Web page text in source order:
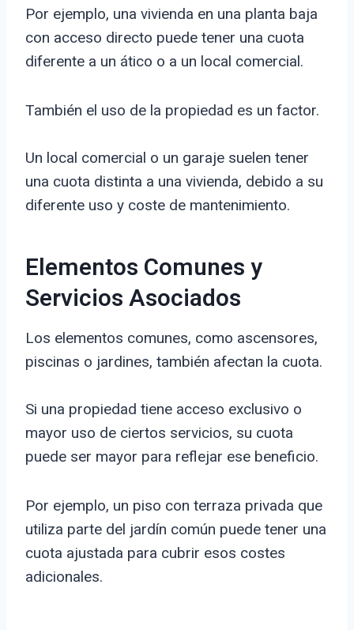
Por ejemplo, una vivienda en una planta baja
con acceso directo puede tener una cuota
diferente a un ático o a un local comercial.
También el uso de la propiedad es un factor.
Un local comercial o un garaje suelen tener
una cuota distinta a una vivienda, debido a su
diferente uso y coste de mantenimiento.
Elementos Comunes y
Servicios Asociados
Los elementos comunes, como ascensores,
piscinas o jardines, también afectan la cuota.
Si una propiedad tiene acceso exclusivo o
mayor uso de ciertos servicios, su cuota
puede ser mayor para reflejar ese beneficio.
Por ejemplo, un piso con terraza privada que
utiliza parte del jardín común puede tener una
cuota ajustada para cubrir esos costes
adicionales.